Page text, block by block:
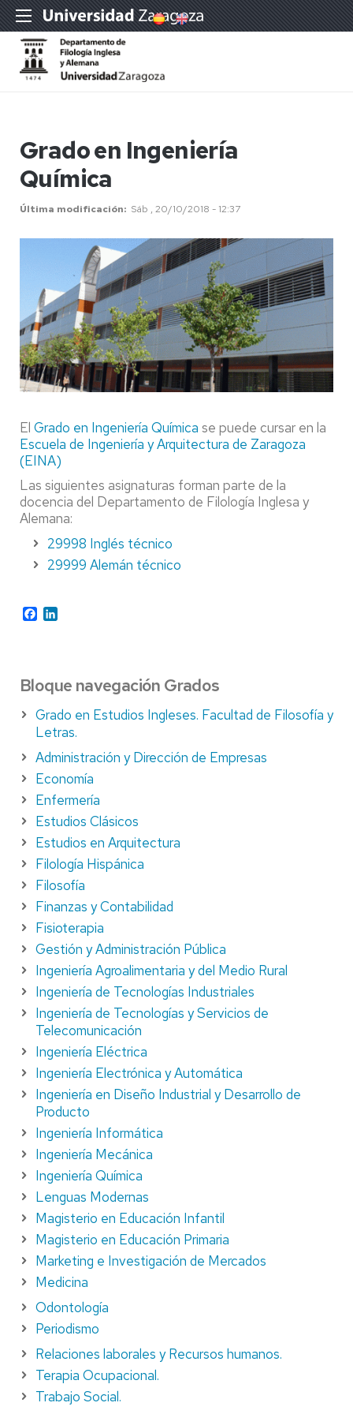
Grado en Ingeniería
Química
Última modificación Sáb , 20/10/2018 - 12:37
El Grado en Ingeniería Química se puede cursar en la
Escuela de Ingeniería y Arquitectura de Zaragoza
(EINA)
Las siguientes asignaturas forman parte de la
docencia del Departamento de Filología Inglesa y
Alemana:
29998 Inglés técnico
29999 Alemán técnico
Facebook
Bloque navegación Grados
Grado en Estudios Ingleses. Facultad de Filosofía y
Letras.
Administración y Dirección de Empresas
Economía
Enfermería
Estudios Clásicos
Estudios en Arquitectura
Filología Hispánica
Filosofía
Finanzas y Contabilidad
Fisioterapia
Gestión y Administración Pública
Ingeniería Agroalimentaria y del Medio Rural
Ingeniería de Tecnologías Industriales
Ingeniería de Tecnologías y Servicios de
Telecomunicación
Ingeniería Eléctrica
Ingeniería Electrónica y Automática
Ingeniería en Diseño Industrial y Desarrollo de
Producto
Ingeniería Informática
Ingeniería Mecánica
Ingeniería Química
Lenguas Modernas
Magisterio en Educación Infantil
Magisterio en Educación Primaria
Marketing e Investigación de Mercados
Medicina
Odontología
Periodismo
Relaciones laborales y Recursos humanos.
Terapia Ocupacional.
Trabajo Social.